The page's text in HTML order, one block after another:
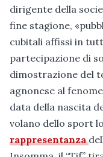
dirigente della
fine stagione,
cubitali affissi in
partecipazione di
dimostrazione del
agnonese al
data della nascita
volano dello sport
rappresentanza